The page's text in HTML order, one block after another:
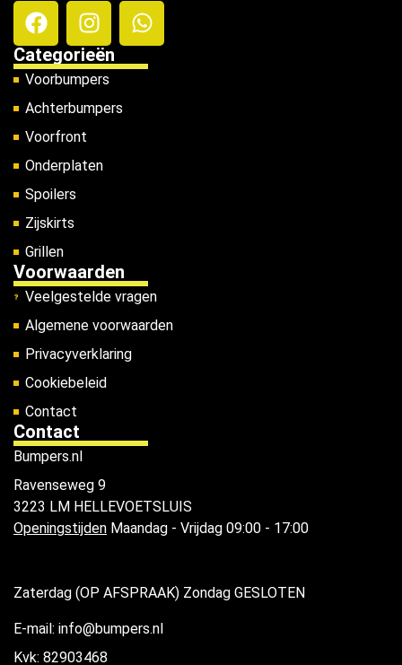
Categorieën
Voorbumpers
Achterbumpers
Voorfront
Onderplaten
Spoilers
Zijskirts
Grillen
Voorwaarden
Veelgestelde vragen
Algemene voorwaarden
Privacyverklaring
Cookiebeleid
Contact
Contact
Bumpers.nl
Ravenseweg 9
3223 LM HELLEVOETSLUIS
Openingstijden Maandag - Vrijdag 09:00 - 17:00
Zaterdag (OP AFSPRAAK) Zondag GESLOTEN
E-mail: info@bumpers.nl
Kvk: 82903468